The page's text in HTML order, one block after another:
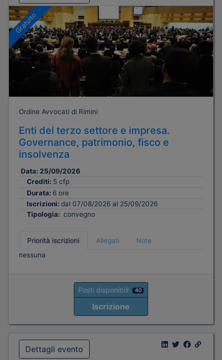
Gratuito
Ordine Avvocati di Rimini
Enti del terzo settore e impresa.
Governance, patrimonio, fisco e
insolvenza
Data: 25/09/2026
Crediti: 5 cfp
Durata: 6 ore
Iscrizioni: dal 07/08/2026 al 25/09/2026
Tipologia: convegno
Priorità iscrizioni Allegati
Note
nessuna
Posti disponibili: 40
Iscrizione
Dettagli evento